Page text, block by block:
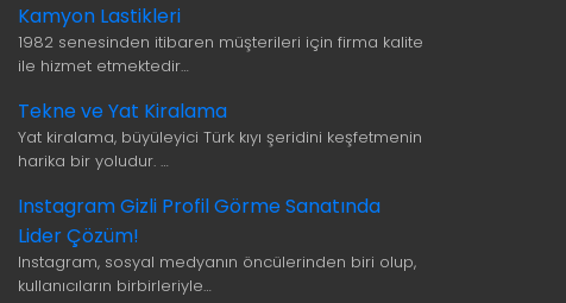
Kamyon Lastikleri
1982 senesinden itibaren müşterileri için firma kalite
ile hizmet etmektedir…
Tekne ve Yat Kiralama
Yat kiralama, büyüleyici Türk kıyı şeridini keşfetmenin
harika bir yoludur. …
Instagram Gizli Profil Görme Sanatında
Lider Çözüm!
Instagram, sosyal medyanın öncülerinden biri olup,
kullanıcıların birbirleriyle…